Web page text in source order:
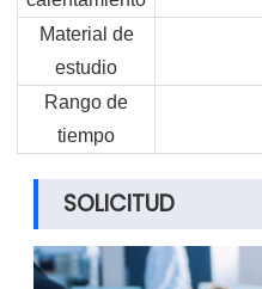
Material de
estudio
Rango de
tiempo
SOLICITUD